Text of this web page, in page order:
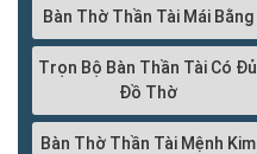
Bàn Thờ Thần Tài Mái Bằng
Trọn Bộ Bàn Thần Tài Có Đủ
Đồ Thờ
Bàn Thờ Thần Tài Mệnh Kim